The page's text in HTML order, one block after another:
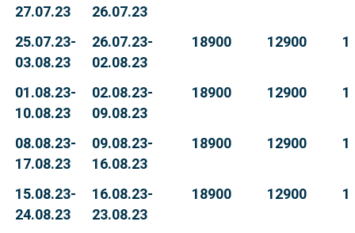
27.07.23
26.07.23
25.07.23-
03.08.23
26.07.23-
02.08.23
18900 12900
01.08.23-
10.08.23
02.08.23-
09.08.23
18900 12900
08.08.23-
17.08.23
09.08.23-
16.08.23
18900 12900
15.08.23-
24.08.23
16.08.23-
23.08.23
18900 12900